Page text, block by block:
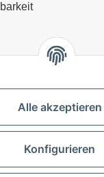
Alle akzeptieren
Konfigurieren